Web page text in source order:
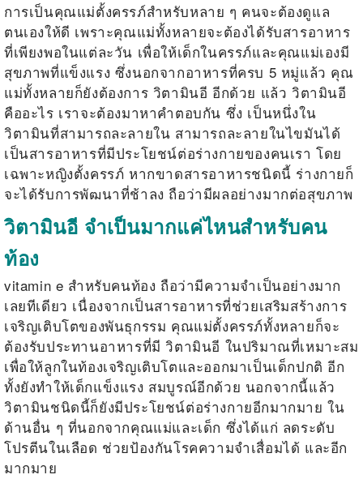
การเป็นคุณแม่ตั้งครรภ์สำหรับหลาย ๆ คนจะต้องดูแล
ตนเองให้ดี เพราะคุณแม่ทั้งหลายจะต้องได้รับสารอาหาร
ที่เพียงพอในแต่ละวัน เพื่อให้เด็กในครรภ์และคุณแม่เองมี
สุขภาพที่แข็งแรง ซึ่งนอกจากอาหารที่ครบ 5 หมู่แล้ว คุณ
แม่ทั้งหลายก็ยังต้องการ วิตามินอี อีกด้วย แล้ววิตามินอี
คืออะไร เราจะต้องมาหาคำตอบกัน ซึ่ง เป็นหนึ่งใน
วิตามินที่สามารถละลายใน สามารถละลายในไขมันได้
เป็นสารอาหารที่มีประโยชน์ต่อร่างกายของคนเรา โดย
เฉพาะหญิงตั้งครรภ์ หากขาดสารอาหารชนิดนี้ ร่างกายก็
จะได้รับการพัฒนาที่ช้าลง ถือว่ามีผลอย่างมากต่อสุขภาพ
วิตามินอี จำเป็นมากแค่ไหนสำหรับคน
ท้อง
vitamin e สำหรับคนท้อง ถือว่ามีความจำเป็นอย่างมาก
เลยทีเดียว เนื่องจากเป็นสารอาหารที่ช่วยเสริมสร้างการ
เจริญเติบโตของพันธุกรรม คุณแม่ตั้งครรภ์ทั้งหลายก็จะ
ต้องรับประทานอาหารที่มีวิตามินอี ในปริมาณที่เหมาะสม
เพื่อให้ลูกในท้องเจริญเติบโตและออกมาเป็นเด็กปกติ อีก
ทั้งยังทำให้เด็กแข็งแรง สมบูรณ์อีกด้วย นอกจากนี้แล้ว
วิตามินชนิดนี้ก็ยังมีประโยชน์ต่อร่างกายอีกมากมาย ใน
ด้านอื่น ๆ ที่นอกจากคุณแม่และเด็ก ซึ่งได้แก่ ลดระดับ
โปรตีนในเลือด ช่วยป้องกันโรคความจำเสื่อมได้ และอีก
มากมาย